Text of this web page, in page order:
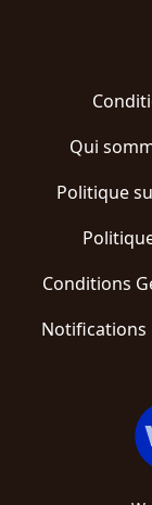
Qui
Politique
Conditions
Notifications